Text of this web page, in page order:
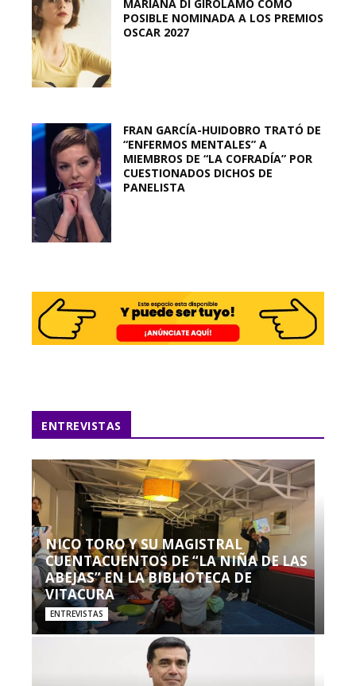
MARIANA DI GIROLAMO COMO
POSIBLE NOMINADA A LOS PREMIOS
OSCAR 2027
FRAN GARCÍA-HUIDOBRO TRATÓ DE
“ENFERMOS MENTALES” A
MIEMBROS DE “LA COFRADÍA” POR
CUESTIONADOS DICHOS DE
PANELISTA
ENTREVISTAS
NICO TORO Y SU MAGISTRAL
CUENTACUENTOS DE “LA NIÑA DE LAS
ABEJAS” EN LA BIBLIOTECA DE
VITACURA
ENTREVISTAS